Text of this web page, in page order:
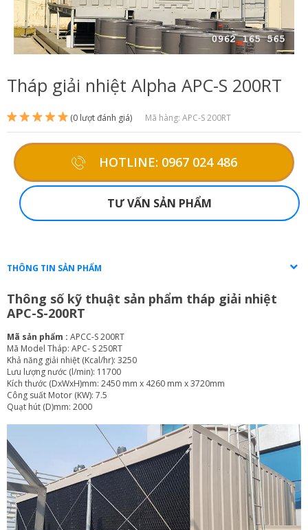
Tháp giải nhiệt Alpha APC-S 200RT
(0 lượt đánh giá) Mã hàng: APC-S 200RT
HOTLINE: 0967 024 486
TƯ VẤN SẢN PHẨM
THÔNG TIN SẢN PHẨM
Thông số kỹ thuật sản phẩm tháp giải nhiệt
APC-S-200RT
Mã sản phẩm : APCC-S 200RT
Mã Model Tháp: APC- S 250RT
Khả năng giải nhiệt (Kcal/hr): 3250
Lưu lượng nước (l/min): 11700
Kích thước (DxWxH)mm: 2450 mm x 4260 mm x 3720mm
Công suất Motor (KW): 7.5
Quạt hút (D)mm: 2000